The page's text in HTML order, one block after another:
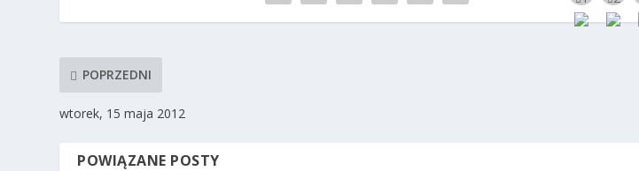
POPRZEDNI
wtorek, 15 maja 2012
POWIĄZANE POSTY